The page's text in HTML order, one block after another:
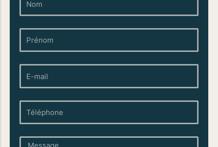
mail
Message